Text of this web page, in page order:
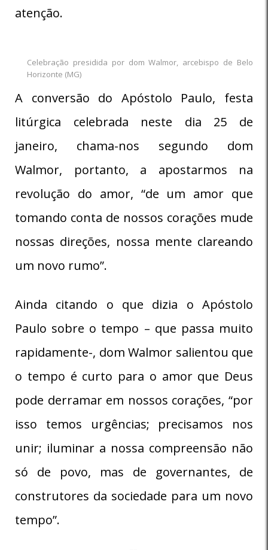
atenção.
Celebração presidida por dom Walmor, arcebispo de Belo
Horizonte (MG)
A conversão do Apóstolo Paulo, festa
litúrgica celebrada neste dia 25 de
janeiro, chama-nos segundo dom
Walmor, portanto, a apostarmos na
revolução do amor, “de um amor que
tomando conta de nossos corações mude
nossas direções, nossa mente clareando
um novo rumo”.
Ainda citando o que dizia o Apóstolo
Paulo sobre o tempo – que passa muito
rapidamente-, dom Walmor salientou que
o tempo é curto para o amor que Deus
pode derramar em nossos corações, “por
isso temos urgências; precisamos nos
unir; iluminar a nossa compreensão não
só de povo, mas de governantes, de
construtores da sociedade para um novo
tempo”.